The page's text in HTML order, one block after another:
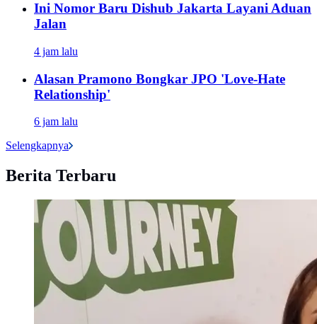
Ini Nomor Baru Dishub Jakarta Layani Aduan
Jalan
4 jam lalu
Alasan Pramono Bongkar JPO 'Love-Hate
Relationship'
6 jam lalu
Selengkapnya
Berita Terbaru